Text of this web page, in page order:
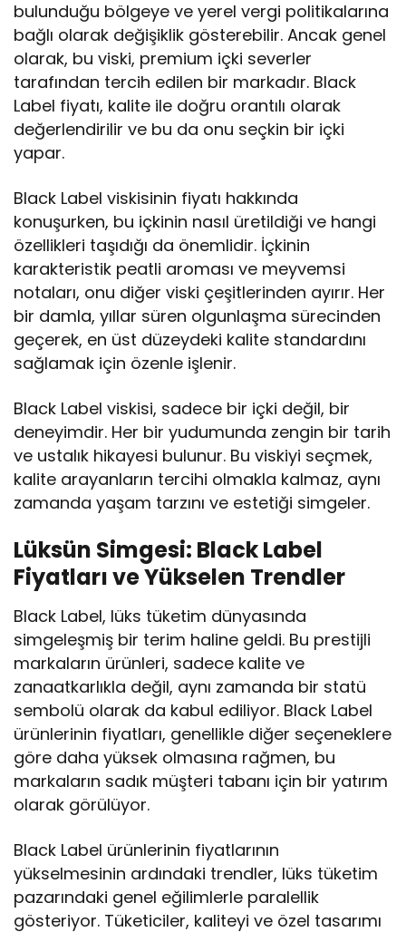
bulunduğu bölgeye ve yerel vergi politikalarına
bağlı olarak değişiklik gösterebilir. Ancak genel
olarak, bu viski, premium içki severler
tarafından tercih edilen bir markadır. Black
Label fiyatı, kalite ile doğru orantılı olarak
değerlendirilir ve bu da onu seçkin bir içki
yapar.
Black Label viskisinin fiyatı hakkında
konuşurken, bu içkinin nasıl üretildiği ve hangi
özellikleri taşıdığı da önemlidir. İçkinin
karakteristik peatli aroması ve meyvemsi
notaları, onu diğer viski çeşitlerinden ayırır. Her
bir damla, yıllar süren olgunlaşma sürecinden
geçerek, en üst düzeydeki kalite standardını
sağlamak için özenle işlenir.
Black Label viskisi, sadece bir içki değil, bir
deneyimdir. Her bir yudumunda zengin bir tarih
ve ustalık hikayesi bulunur. Bu viskiyi seçmek,
kalite arayanların tercihi olmakla kalmaz, aynı
zamanda yaşam tarzını ve estetiği simgeler.
Lüksün Simgesi: Black Label
Fiyatları ve Yükselen Trendler
Black Label, lüks tüketim dünyasında
simgeleşmiş bir terim haline geldi. Bu prestijli
markaların ürünleri, sadece kalite ve
zanaatkarlıkla değil, aynı zamanda bir statü
sembolü olarak da kabul ediliyor. Black Label
ürünlerinin fiyatları, genellikle diğer seçeneklere
göre daha yüksek olmasına rağmen, bu
markaların sadık müşteri tabanı için bir yatırım
olarak görülüyor.
Black Label ürünlerinin fiyatlarının
yükselmesinin ardındaki trendler, lüks tüketim
pazarındaki genel eğilimlerle paralellik
gösteriyor. Tüketiciler, kaliteyi ve özel tasarımı